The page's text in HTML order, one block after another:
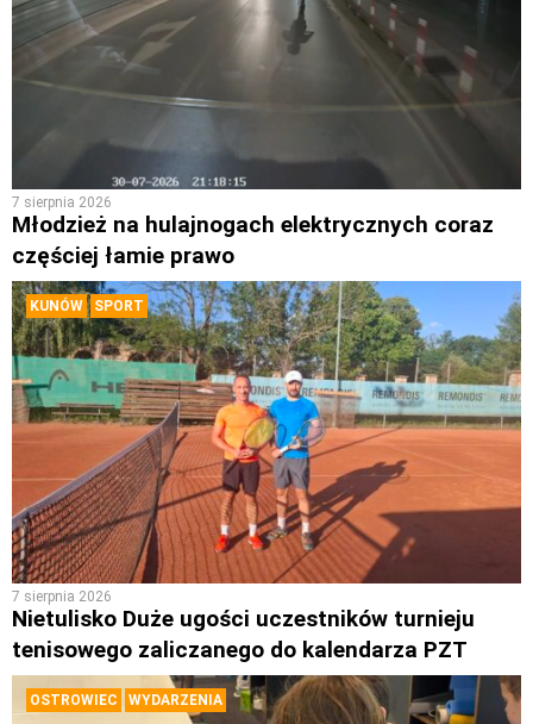
7 sierpnia 2026
Młodzież na hulajnogach elektrycznych coraz
częściej łamie prawo
KUNÓW SPORT
7 sierpnia 2026
Nietulisko Duże ugości uczestników turnieju
tenisowego zaliczanego do kalendarza PZT
OSTROWIEC WYDARZENIA